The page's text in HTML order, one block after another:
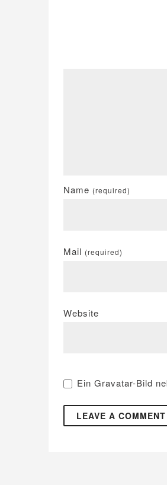
Name (required)
Mail (required)
Website
Ein Gravatar-Bild